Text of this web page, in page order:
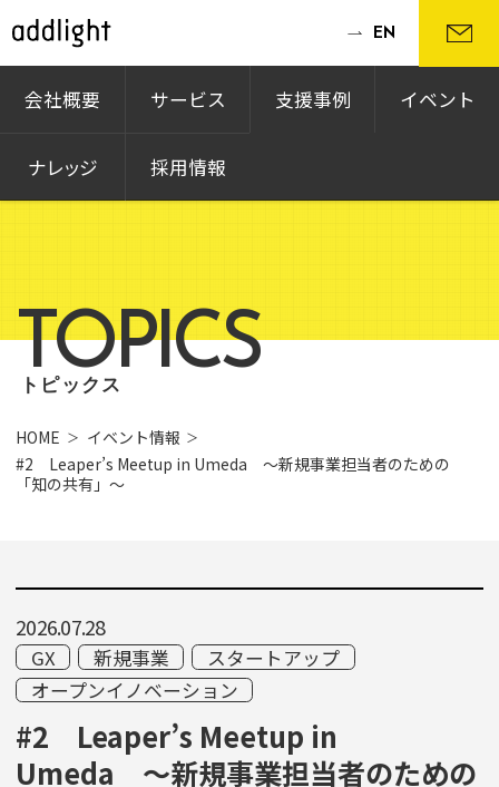
会社概要 サービス 支援事例 イベント
ナレッジ 採用情報
EN
TOPICS
トピックス
HOME
イベント情報
#2 Leaper’s Meetup in Umeda 〜新規事業担当者のための
「知の共有」〜
2026.07.28
GX 新規事業
スタートアップ
オープンイノベーション
#2 Leaper’s Meetup in
Umeda 〜新規事業担当者のための